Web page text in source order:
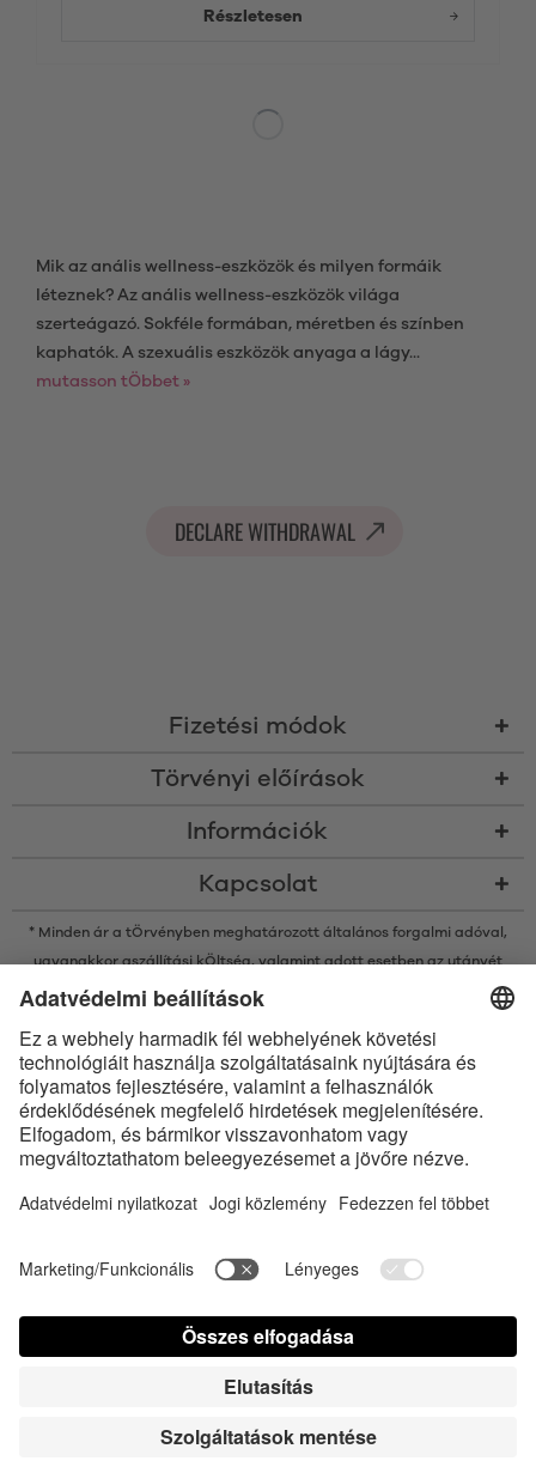
Részletesen
Mik az anális wellness-eszközök és milyen formáik
léteznek? Az anális wellness-eszközök világa
szerteágazó. Sokféle formában, méretben és színben
kaphatók. A szexuális eszközök anyaga a lágy...
mutasson tÖbbet »
DECLARE WITHDRAWAL
Fizetési módok
Törvényi előírások
Információk
Kapcsolat
* Minden ár a tÖrvényben meghatározott általános forgalmi adóval,
ugyanakkor aszállítási kÖltség, valamint adott esetben az utánvét
kÖltsége nélkÜl értendő, amennyiben nincsen máshogy leírva
az Satisfyer GmbH az ilyen védjegyeket mindenkor licenc alatt
használja.
Az Apple, az Apple logó és az Apple Watch az Apple Inc. védjegyei. A
Google Play és a Google Play logó a Google LLC védjegyei.
Contact us today Süti beállítások
Kezelési útmutató Kapcsolat Sajtó bejelentkezés